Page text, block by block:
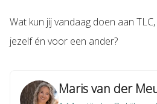
Wat kun jij vandaag doen aan
jezelf én voor een ander?
Maris van der